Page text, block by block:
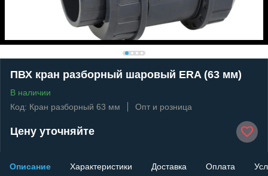
ПВХ кран разборный шаровый ERA (63 мм)
В наличии
Код: Кран разборный 63 мм
Опт и розница
Цену уточняйте
Описание Характеристики Доставка Оплата